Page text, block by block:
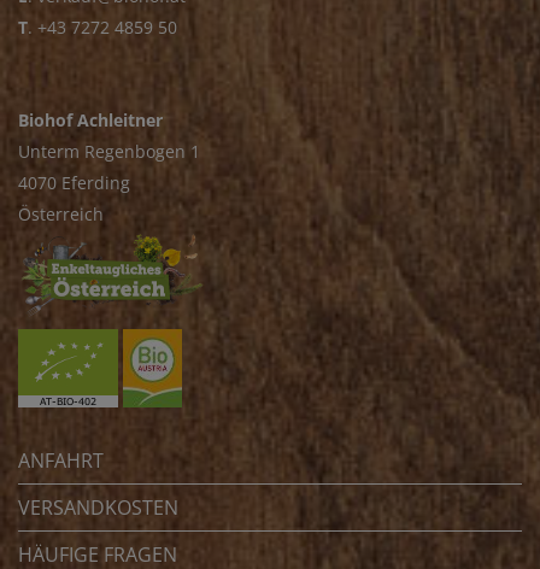
T. +43 7272 4859 50
Biohof Achleitner
Unterm Regenbogen 1
4070 Eferding
Österreich
ANFAHRT
VERSANDKOSTEN
HÄUFIGE FRAGEN